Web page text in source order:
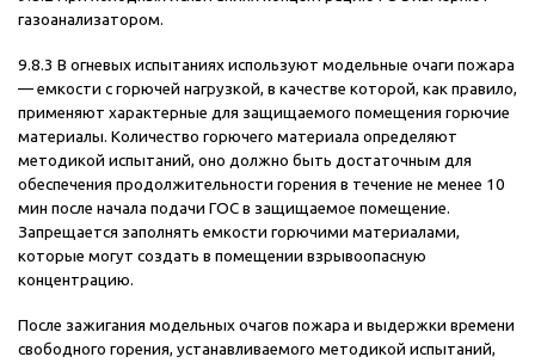
газоанализатором.
9.8.3 В огневых испытаниях используют модельные очаги пожара
— емкости с горючей нагрузкой, в качестве которой, как правило,
применяют характерные для защищаемого помещения горючие
материалы. Количество горючего материала определяют
методикой испытаний, оно должно быть достаточным для
обеспечения продолжительности горения в течение не менее 10
мин после начала подачи ГОС в защищаемое помещение.
Запрещается заполнять емкости горючими материалами,
которые могут создать в помещении взрывоопасную
концентрацию.
После зажигания модельных очагов пожара и выдержки времени
свободного горения, устанавливаемого методикой испытаний,